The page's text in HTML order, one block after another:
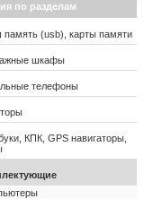
по разделам
(usb), карты памяти
шкафы
телефоны
КПК, GPS навигаторы,